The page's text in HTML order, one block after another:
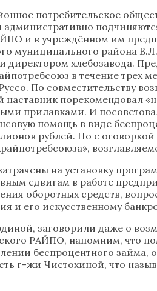
потребительское
и в учреждённом им
муниципального района
хлебозавода.
в течение трех
По
порекомендовал
прилавками. И
помощь в виде
рублей. Но с
на установку
сдвигам в работе
оборотных средств,
и его искусственному
заговорили даже о
РАЙПО, напомним, что
беспроцентного
г-жи Чистохиной, что